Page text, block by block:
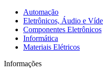
Automação
Eletrônicos, Áudio e
Componentes Eletrônicos
Informática
Materiais Elétricos
Informações